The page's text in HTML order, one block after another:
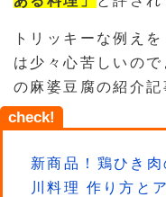
トリッキーな例え
は少々心苦しいの
の麻婆豆腐の紹介
check!
新商品！鶏ひき
川料理 作り方と